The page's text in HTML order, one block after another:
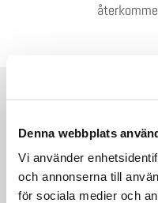
Denna webbplats
Vi använder
och annonserna till
för sociala medier och
Företag